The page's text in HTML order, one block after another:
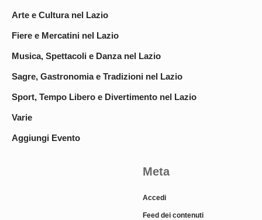
Arte e Cultura nel Lazio
Fiere e Mercatini nel Lazio
Musica, Spettacoli e Danza nel Lazio
Sagre, Gastronomia e Tradizioni nel Lazio
Sport, Tempo Libero e Divertimento nel Lazio
Varie
Aggiungi Evento
Meta
Accedi
Feed dei contenuti